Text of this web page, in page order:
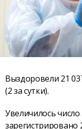
Выздоровели 21
(2 за сутки).
Увеличилось
зарегистрировано